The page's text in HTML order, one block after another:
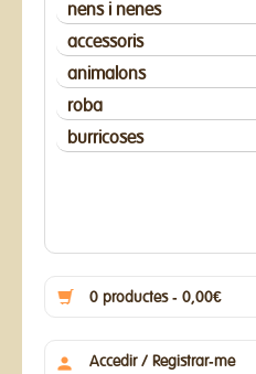
nens i nenes
accessoris
animalons
roba
burricoses
0 productes - 0,00€
Accedir / Registrar-me